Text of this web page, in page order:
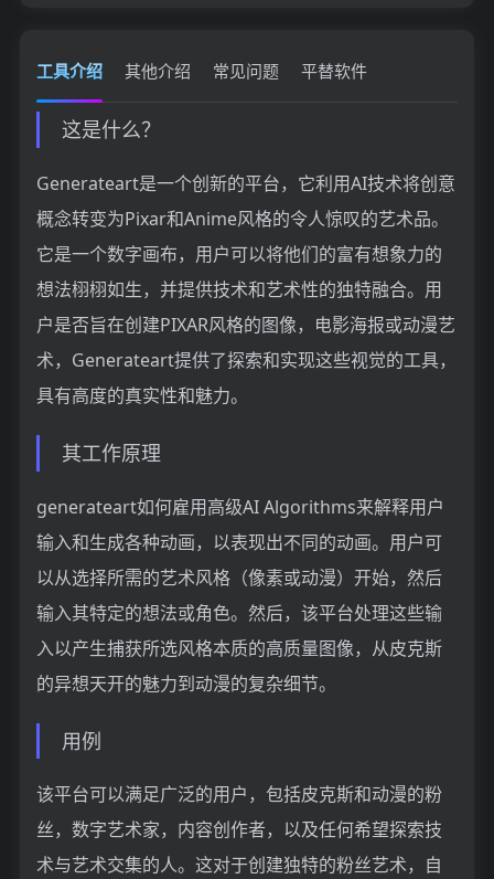
工具介绍 其他介绍 常见问题 平替软件
这是什么？
Generateart是一个创新的平台，它利用AI技术将创意
概念转变为Pixar和Anime风格的令人惊叹的艺术品。
它是一个数字画布，用户可以将他们的富有想象力的
想法栩栩如生，并提供技术和艺术性的独特融合。用
户是否旨在创建PIXAR风格的图像，电影海报或动漫艺
术，Generateart提供了探索和实现这些视觉的工具，
具有高度的真实性和魅力。
其工作原理
generateart如何雇用高级AI Algorithms来解释用户
输入和生成各种动画，以表现出不同的动画。用户可
以从选择所需的艺术风格（像素或动漫）开始，然后
输入其特定的想法或角色。然后，该平台处理这些输
入以产生捕获所选风格本质的高质量图像，从皮克斯
的异想天开的魅力到动漫的复杂细节。
用例
该平台可以满足广泛的用户，包括皮克斯和动漫的粉
丝，数字艺术家，内容创作者，以及任何希望探索技
术与艺术交集的人。这对于创建独特的粉丝艺术，自